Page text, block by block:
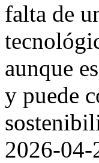
falta de
aunque
y puede
2026-